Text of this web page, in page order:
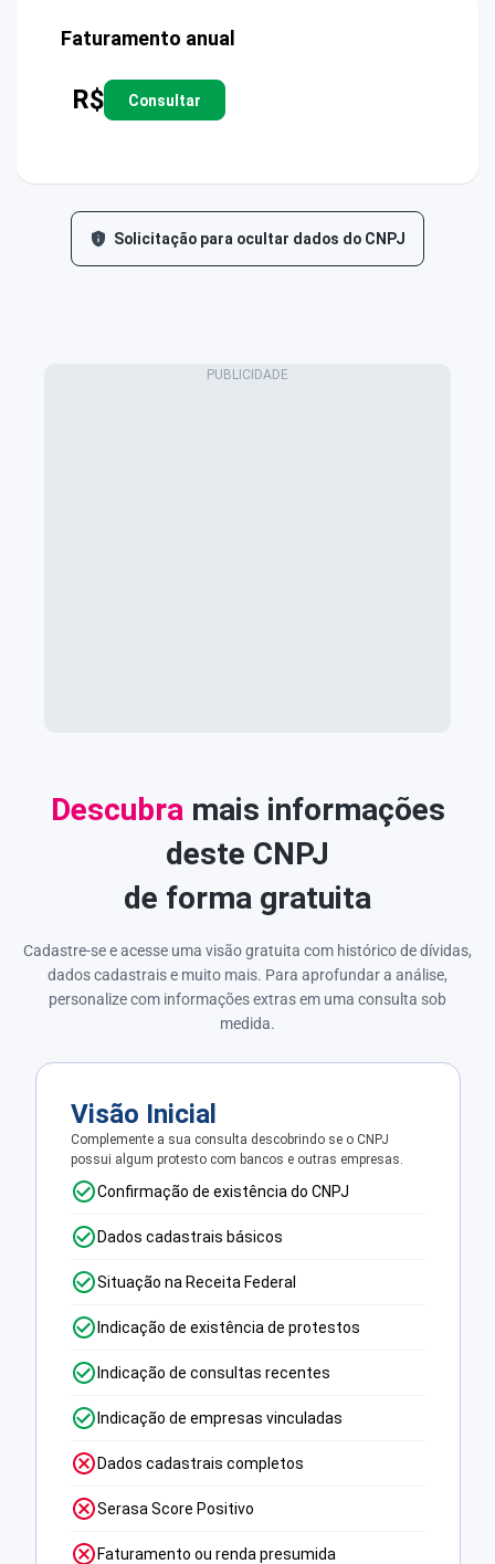
Faturamento anual
R$ Consultar
Solicitação para ocultar dados do CNPJ
Descubramais informações
deste CNPJ
de forma gratuita
Cadastre-se e acesse uma visão gratuita com histórico de dívidas,
dados cadastrais e muito mais. Para aprofundar a análise,
personalize com informações extras em uma consulta sob
medida.
Visão Inicial
Complemente a sua consulta descobrindo se o CNPJ
possui algum protesto com bancos e outras empresas.
Confirmação de existência do CNPJ
Dados cadastrais básicos
Situação na Receita Federal
Indicação de existência de protestos
Indicação de consultas recentes
Indicação de empresas vinculadas
Dados cadastrais completos
Serasa Score Positivo
Faturamento ou renda presumida